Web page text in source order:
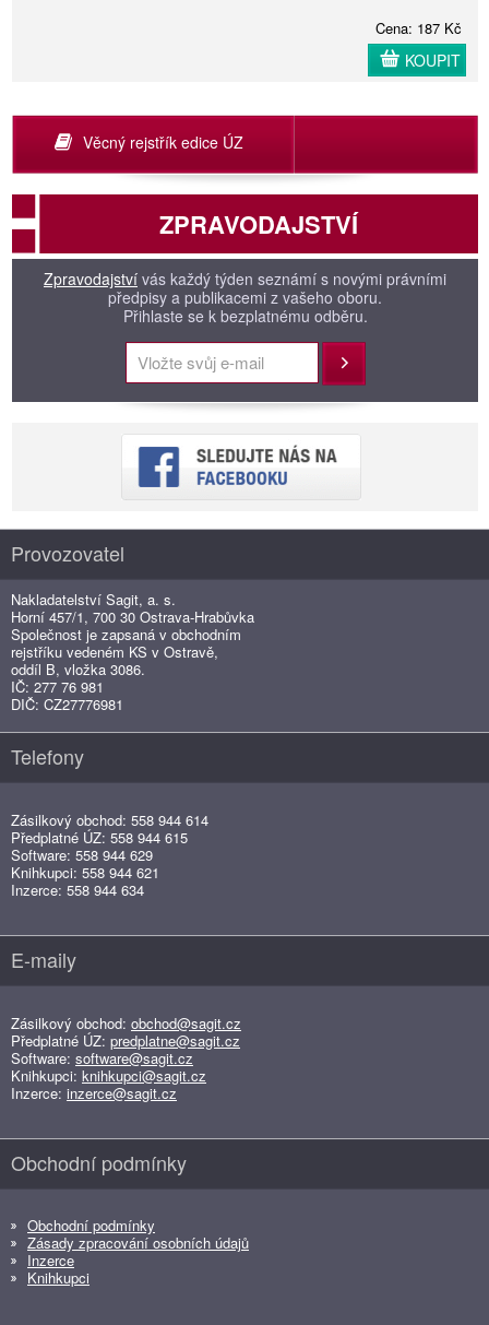
Cena: 187 Kč
KOUPIT
Věcný rejstřík edice ÚZ
ZPRAVODAJSTVÍ
Zpravodajství vás každý týden seznámí s novými právními
předpisy a publikacemi z vašeho oboru.
Přihlaste se k bezplatnému odběru.
Přihlásit
Provozovatel
Nakladatelství Sagit, a. s.
Horní 457/1, 700 30 Ostrava-Hrabůvka
Společnost je zapsaná v obchodním
rejstříku vedeném KS v Ostravě,
oddíl B, vložka 3086.
IČ: 277 76 981
DIČ: CZ27776981
Telefony
Zásilkový obchod: 558 944 614
Předplatné ÚZ: 558 944 615
Software: 558 944 629
Knihkupci: 558 944 621
Inzerce: 558 944 634
E-maily
Zásilkový obchod: obchod@sagit.cz
Předplatné ÚZ: predplatne@sagit.cz
Software: software@sagit.cz
Knihkupci: knihkupci@sagit.cz
Inzerce: inzerce@sagit.cz
Obchodní podmínky
Obchodní podmínky
Zásady zpracování osobních údajů
Inzerce
Knihkupci